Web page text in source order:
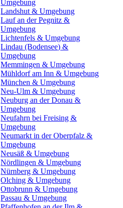
Umgebung
Landshut & Umgebung
Lauf an der Pegnitz &
Umgebung
Lichtenfels & Umgebung
Lindau (Bodensee) &
Umgebung
Memmingen & Umgebung
Mühldorf am Inn & Umgebung
München & Umgebung
Neu-Ulm & Umgebung
Neuburg an der Donau &
Umgebung
Neufahrn bei Freising &
Umgebung
Neumarkt in der Oberpfalz &
Umgebung
Neusäß & Umgebung
Nördlingen & Umgebung
Nürnberg & Umgebung
Olching & Umgebung
Ottobrunn & Umgebung
Passau & Umgebung